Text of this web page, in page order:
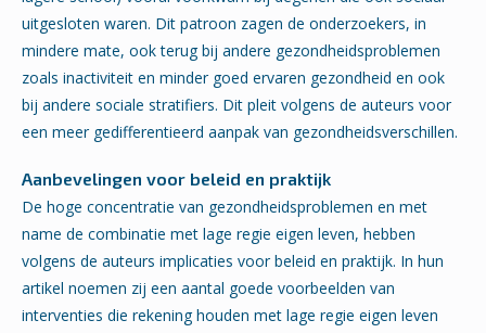
uitgesloten waren. Dit patroon zagen de onderzoekers, in
mindere mate, ook terug bij andere gezondheidsproblemen
zoals inactiviteit en minder goed ervaren gezondheid en ook
bij andere sociale stratifiers. Dit pleit volgens de auteurs voor
een meer gedifferentieerd aanpak van gezondheidsverschillen.
Aanbevelingen voor beleid en praktijk
De hoge concentratie van gezondheidsproblemen en met
name de combinatie met lage regie eigen leven, hebben
volgens de auteurs implicaties voor beleid en praktijk. In hun
artikel noemen zij een aantal goede voorbeelden van
interventies die rekening houden met lage regie eigen leven